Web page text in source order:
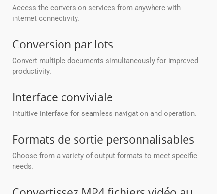
Access the conversion services from anywhere with
internet connectivity.
Conversion par lots
Convert multiple documents simultaneously for improved
productivity.
Interface conviviale
Intuitive interface for seamless navigation and operation.
Formats de sortie personnalisables
Choose from a variety of output formats to meet specific
needs.